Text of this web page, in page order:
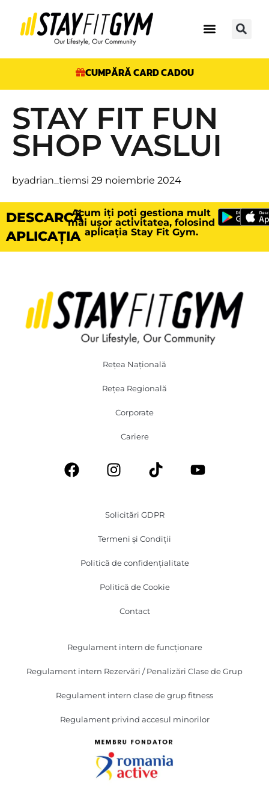
CUMPĂRĂ CARD CADOU
STAY FIT FUN
SHOP VASLUI
byadrian_tiemsi 29 noiembrie 2024
DESCARCĂ
APLICAȚIA
Acum iți poți gestiona mult
mai ușor activitatea, folosind
aplicația Stay Fit Gym.
Rețea Națională
Rețea Regională
Corporate
Cariere
Solicitări GDPR
Termeni și Condiții
Politică de confidențialitate
Politică de Cookie
Contact
Regulament intern de funcționare
Regulament intern Rezervări / Penalizări Clase de Grup
Regulament intern clase de grup fitness
Regulament privind accesul minorilor